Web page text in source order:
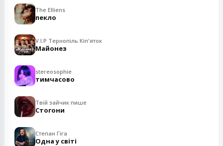
The Elliens
пекло
V.I.P Тернопіль Кіп'яток
Майонез
stereosophie
тимчасово
Твій зайчик пише
Стогони
Степан Гіга
Одна у світі